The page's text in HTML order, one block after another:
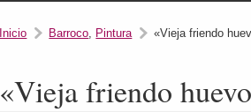
Inicio Barroco, Pintura «Vieja friendo
«Vieja friendo